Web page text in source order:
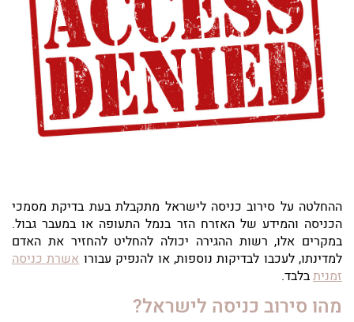
ההחלטה על סירוב כניסה לישראל מתקבלת בעת בדיקת מסמכי
הכניסה והמידע של האזרח הזר בנמל התעופה או במעבר גבול.
במקרים אלו, רשות ההגירה יכולה להחליט להחזיר את האדם
למדינתו, לעכבו לבדיקות נוספות, או להנפיק עבורואשרת כניסה
זמניתבלבד.
מהו סירוב כניסה לישראל?